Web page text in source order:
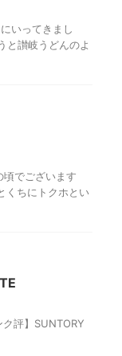
いってきまし
と讃岐うどんのよ
頃でございます
くちにトクホとい
評】SUNTORY